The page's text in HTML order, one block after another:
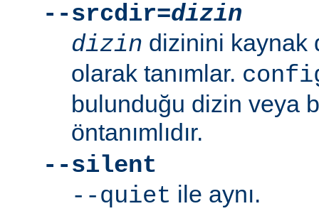
--srcdir=dizin
dizin dizinini kaynak
olarak tanımlar.
bulunduğu dizin veya
öntanımlıdır.
--silent
--quiet ile aynı.